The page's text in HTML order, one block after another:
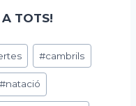
TOTS!
#cambrils
#natació